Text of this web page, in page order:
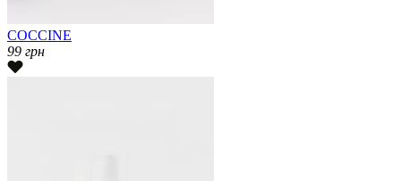
COCCINE
99 грн